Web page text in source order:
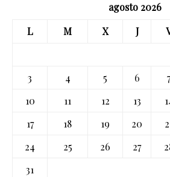
agosto 2026
L
M X J
3
4 5 6 7
10
11 12 13
17
18 19 20
24
25 26 27
31